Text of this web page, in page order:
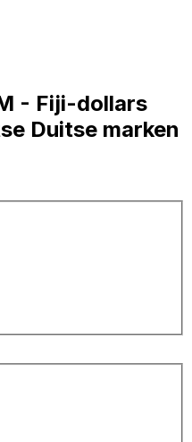
- Fiji-dollars
Duitse marken